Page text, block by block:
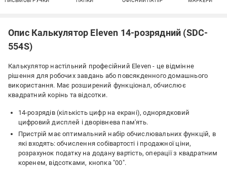
Опис Калькулятор Eleven 14-розрядний (SDC-
554S)
Калькулятор настільний професійний Eleven - це відмінне
рішення для робочих завдань або повсякденного домашнього
використання. Має розширений функціонал, обчислює
квадратний корінь та відсотки.
14-розрядів (кількість цифр на екрані), однорядковий
цифровий дисплей і дворівнева пам'ять.
Пристрій має оптимальний набір обчислювальних функцій, в
які входять: обчислення собівартості і продажної ціни,
розрахунок податку на додану вартість, операції з квадратним
коренем, відсотками, кнопка "00".